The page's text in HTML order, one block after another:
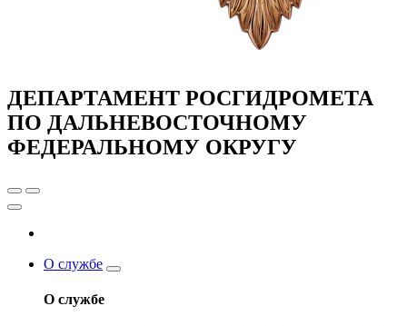
ДЕПАРТАМЕНТ РОСГИДРОМЕТА
ПО ДАЛЬНЕВОСТОЧНОМУ
ФЕДЕРАЛЬНОМУ ОКРУГУ
О службе
О службе